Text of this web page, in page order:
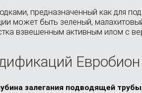
предназначенный как для
может быть зеленый,
взвешенным активным илом с
залега­ния подво­дящей